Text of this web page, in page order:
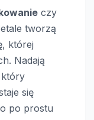
czy
tworzą
której
Nadają
który
się
po prostu